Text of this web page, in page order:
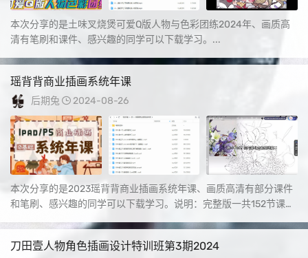
本次分享的是土味叉烧煲可爱Q版人物与色彩团练2024年、画质高
清有笔刷和课件、感兴趣的同学可以下载学习。...
瑶背背商业插画系统年课
后期兔 2024-08-26
本次分享的是2023瑶背背商业插画系统年课、画质高清有部分课件
和笔刷、感兴趣的同学可以下载学习。说明：完整版一共152节课，
刀田壹人物角色插画设计特训班第3期2024